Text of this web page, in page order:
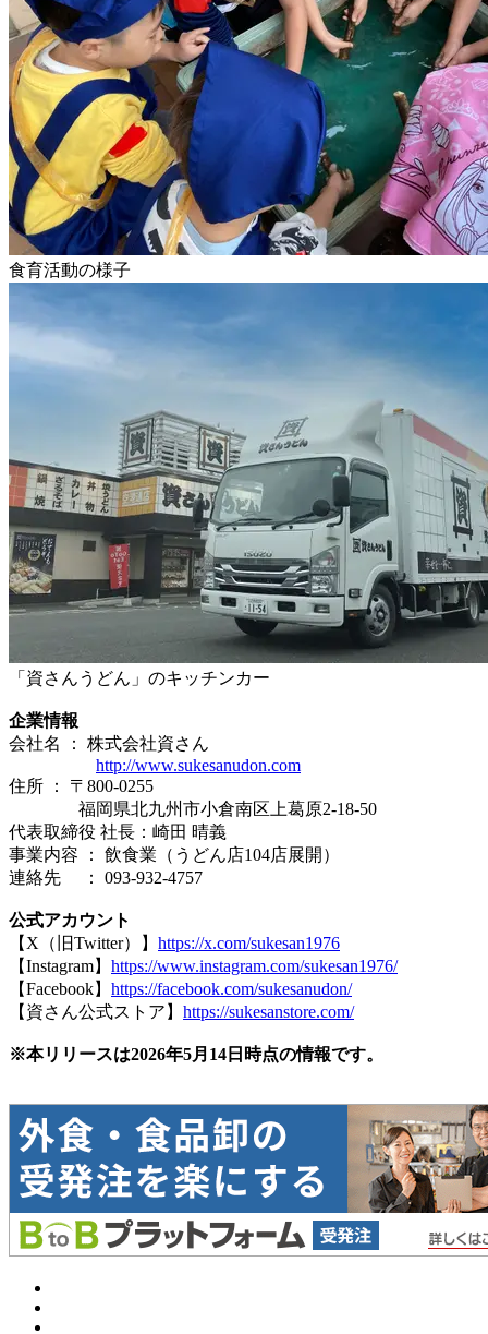
食育活動の様子
「資さんうどん」のキッチンカー
企業情報
会社名 ： 株式会社資さん
http://www.sukesanudon.com
住所 ： 〒800-0255
福岡県北九州市小倉南区上葛原2‐18‐50
代表取締役 社長：崎田 晴義
事業内容 ： 飲食業（うどん店104店展開）
連絡先 ： 093-932-4757
公式アカウント
【X（旧Twitter）】 https://x.com/sukesan1976
【Instagram】 https://www.instagram.com/sukesan1976/
【Facebook】 https://facebook.com/sukesanudon/
【資さん公式ストア】 https://sukesanstore.com/
※本リリースは2026年5月14日時点の情報です。